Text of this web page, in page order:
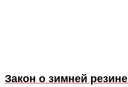
Закон о зимней